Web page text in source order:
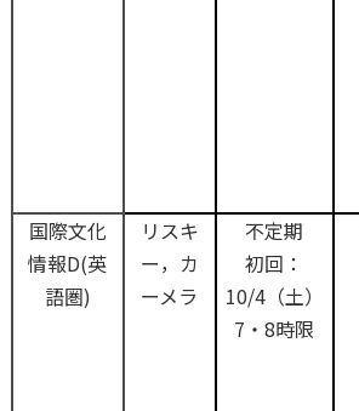
国際文化
情報D(英
語圏)
リスキ
ー，カ
ーメラ
不定期
初回：
10/4（土）
7・8時限